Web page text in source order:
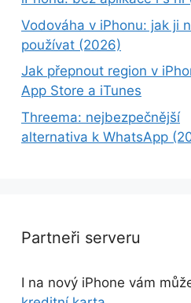
Vodováha v iPhonu: jak ji
používat (2026)
Jak přepnout region v
App Store a iTunes
Threema: nejbezpečnější
alternativa k WhatsApp
Partneři serveru
I na nový iPhone vám